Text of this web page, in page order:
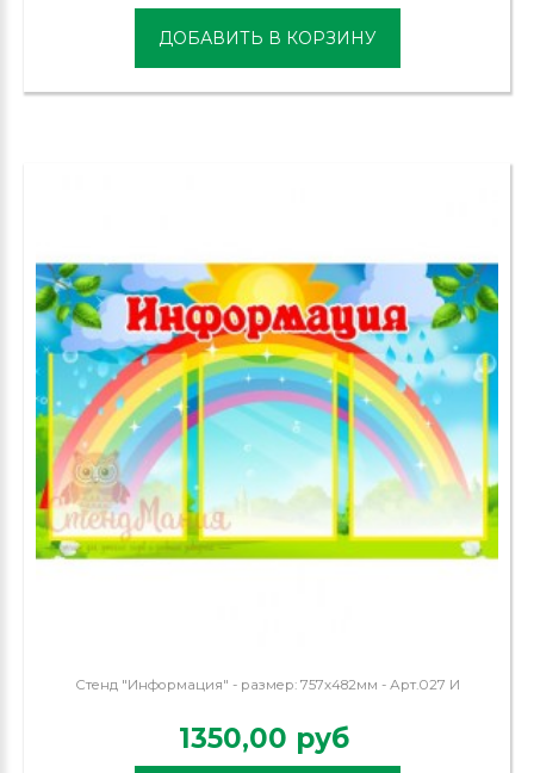
ДОБАВИТЬ В КОРЗИНУ
Стенд "Информация" - размер: 757х482мм - Арт.027 И
1350,00 руб